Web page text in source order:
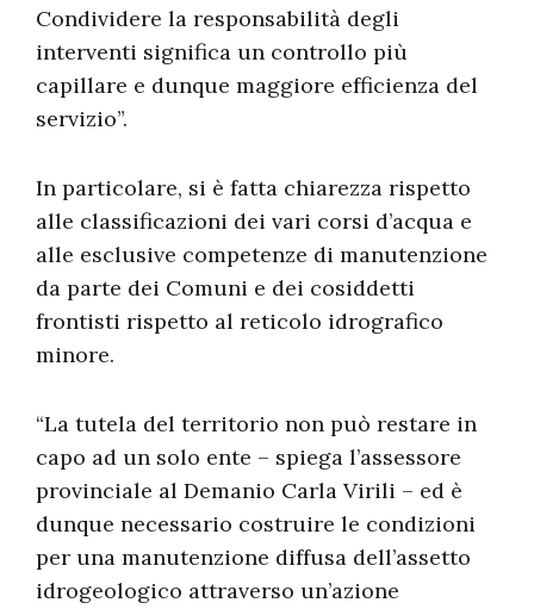
Condividere la responsabilità degli
interventi significa un controllo più
capillare e dunque maggiore efficienza del
servizio”.
In particolare, si è fatta chiarezza rispetto
alle classificazioni dei vari corsi d’acqua e
alle esclusive competenze di manutenzione
da parte dei Comuni e dei cosiddetti
frontisti rispetto al reticolo idrografico
minore.
“La tutela del territorio non può restare in
capo ad un solo ente – spiega l’assessore
provinciale al Demanio Carla Virili – ed è
dunque necessario costruire le condizioni
per una manutenzione diffusa dell’assetto
idrogeologico attraverso un’azione